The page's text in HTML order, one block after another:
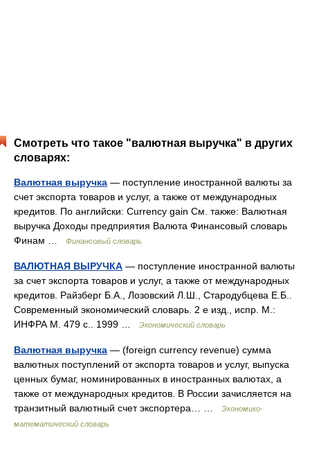
Смотреть что такое "валютная выручка" в других
словарях:
Валютная выручка — поступление иностранной валюты за
счет экспорта товаров и услуг, а также от международных
кредитов. По английски: Currency gain См. также: Валютная
выручка Доходы предприятия Валюта Финансовый словарь
Финам …
Финансовый словарь
ВАЛЮТНАЯ ВЫРУЧКА — поступление иностранной валюты
за счет экспорта товаров и услуг, а также от международных
кредитов. Райзберг Б.А., Лозовский Л.Ш., Стародубцева Е.Б..
Современный экономический словарь. 2 е изд., испр. М.:
ИНФРА М. 479 с.. 1999 …
Экономический словарь
Валютная выручка — (foreign currency revenue) сумма
валютных поступлений от экспорта товаров и услуг, выпуска
ценных бумаг, номинированных в иностранных валютах, а
также от международных кредитов. В России зачисляется на
транзитный валютный счет экспортера… …
Экономико-
математический словарь